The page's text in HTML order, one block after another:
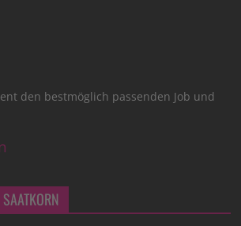
den bestmöglich passenden Job und